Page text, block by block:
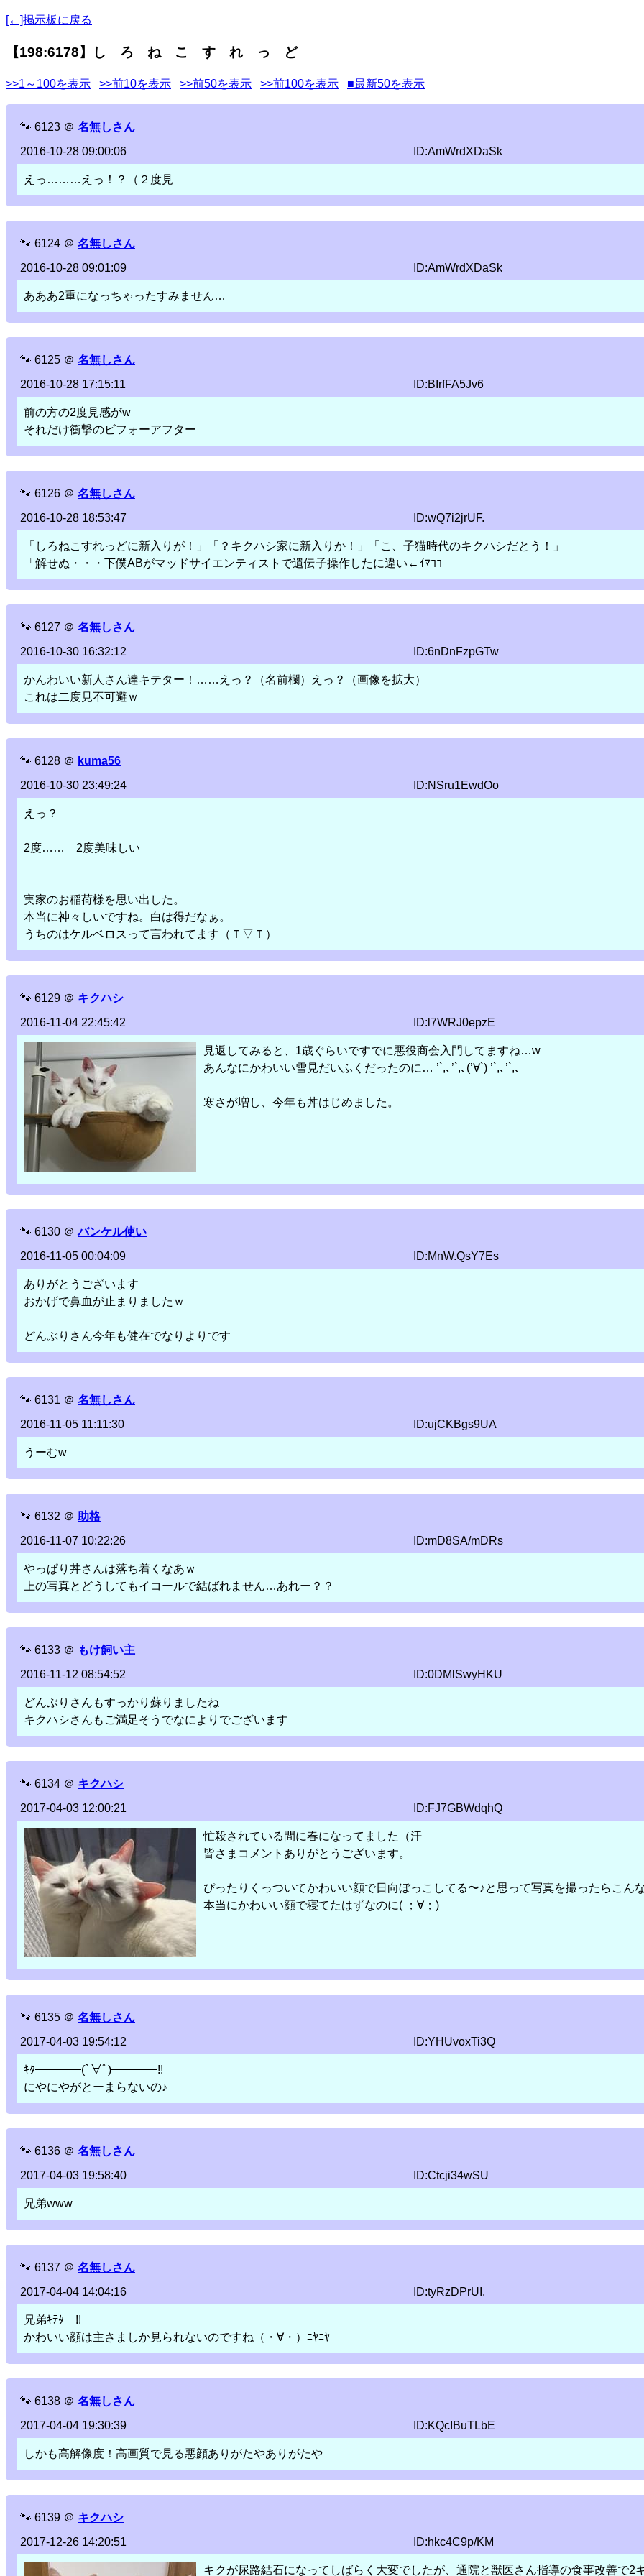
[←]掲示板に戻る
【198:6178】し ろ ね こ す れ っ ど
>>1～100を表示 >>前10を表示 >>前50を表示 >>前100を表示 ■最新50を表示
🐾 6123 ＠ 名無しさん
2016-10-28 09:00:06
ID:AmWrdXDaSk
えっ………えっ！？（２度見
🐾 6124 ＠ 名無しさん
2016-10-28 09:01:09
ID:AmWrdXDaSk
あああ2重になっちゃったすみません…
🐾 6125 ＠ 名無しさん
2016-10-28 17:15:11
ID:BIrfFA5Jv6
前の方の2度見感がw
それだけ衝撃のビフォーアフター
🐾 6126 ＠ 名無しさん
2016-10-28 18:53:47
ID:wQ7i2jrUF.
「しろねこすれっどに新入りが！」「？キクハシ家に新入りか！」「こ、子猫時代のキクハシだとう！」
「解せぬ・・・下僕ABがマッドサイエンティストで遺伝子操作したに違い←ｲﾏｺｺ
🐾 6127 ＠ 名無しさん
2016-10-30 16:32:12
ID:6nDnFzpGTw
かんわいい新人さん達キテター！……えっ？（名前欄）えっ？（画像を拡大）
これは二度見不可避ｗ
🐾 6128 ＠ kuma56
2016-10-30 23:49:24
ID:NSru1EwdOo
えっ？
2度…… 2度美味しい
実家のお稲荷様を思い出した。
本当に神々しいですね。白は得だなぁ。
うちのはケルベロスって言われてます（Ｔ▽Ｔ）
🐾 6129 ＠ キクハシ
2016-11-04 22:45:42
ID:l7WRJ0epzE
見返してみると、1歳ぐらいですでに悪役商会入門してますね…w
あんなにかわいい雪見だいふくだったのに… ’`,､’`,､(’∀`) ’`,､’`,､
寒さが増し、今年も丼はじめました。
🐾 6130 ＠ バンケル使い
2016-11-05 00:04:09
ID:MnW.QsY7Es
ありがとうございます
おかげで鼻血が止まりましたｗ
どんぶりさん今年も健在でなりよりです
🐾 6131 ＠ 名無しさん
2016-11-05 11:11:30
ID:ujCKBgs9UA
うーむw
🐾 6132 ＠ 助格
2016-11-07 10:22:26
ID:mD8SA/mDRs
やっぱり丼さんは落ち着くなあｗ
上の写真とどうしてもイコールで結ばれません…あれー？？
🐾 6133 ＠ もけ飼い主
2016-11-12 08:54:52
ID:0DMlSwyHKU
どんぶりさんもすっかり蘇りましたね
キクハシさんもご満足そうでなによりでございます
🐾 6134 ＠ キクハシ
2017-04-03 12:00:21
ID:FJ7GBWdqhQ
忙殺されている間に春になってました（汗
皆さまコメントありがとうございます。
ぴったりくっついてかわいい顔で日向ぼっこしてる〜♪と思って写真を撮ったらこん
本当にかわいい顔で寝てたはずなのに( ；∀；)
🐾 6135 ＠ 名無しさん
2017-04-03 19:54:12
ID:YHUvoxTi3Q
ｷﾀ━━━━(ﾟ∀ﾟ)━━━━!!
にやにやがとーまらないの♪
🐾 6136 ＠ 名無しさん
2017-04-03 19:58:40
ID:Ctcji34wSU
兄弟www
🐾 6137 ＠ 名無しさん
2017-04-04 14:04:16
ID:tyRzDPrUI.
兄弟ｷﾃﾀー!!
かわいい顔は主さましか見られないのですね（・∀・）ﾆﾔﾆﾔ
🐾 6138 ＠ 名無しさん
2017-04-04 19:30:39
ID:KQcIBuTLbE
しかも高解像度！高画質で見る悪顔ありがたやありがたや
🐾 6139 ＠ キクハシ
2017-12-26 14:20:51
ID:hkc4C9p/KM
キクが尿路結石になってしばらく大変でしたが、通院と獣医さん指導の食事改善で2